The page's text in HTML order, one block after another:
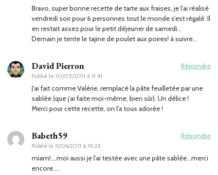
Bravo, super bonne recette de tarte aux fraises, je l’ai réalisé
vendredi soir pour 6 personnes tout le monde s’est régalé. Il
en restait assez pour le petit déjeuner de samedi…
Demain je tente le tajine de poulet aux poires! à suivre…
David Pierron
Publié le 30/05/2011 à 11:41
Répondre
J’ai fait comme Valérie, remplacé la pâte feuilletée par une
sablée (que j’ai faite moi-même, bien sûr). Un délice !
Merci pour cette recette, on l’a tous adorée !
Babeth59
Publié le 11/06/2011 à 19:25
Répondre
miam!….moi aussi je l’ai testée avec une pâte sablée…merci
encore…..